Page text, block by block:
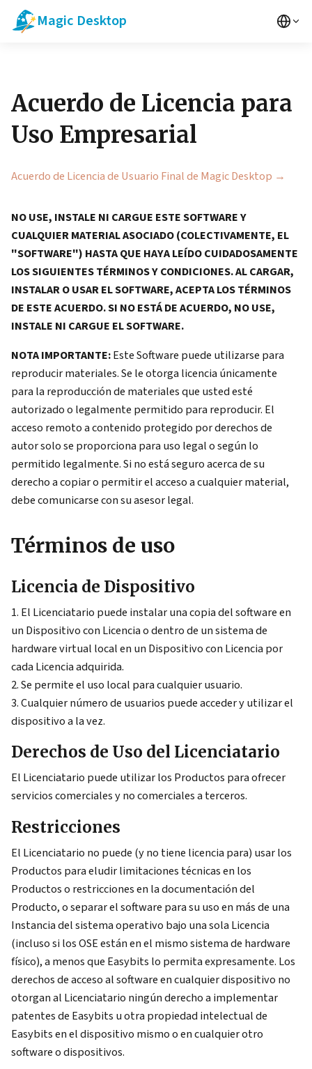
Magic Desktop
Acuerdo de Licencia para
Uso Empresarial
Acuerdo de Licencia de Usuario Final de Magic Desktop →
NO USE, INSTALE NI CARGUE ESTE SOFTWARE Y
CUALQUIER MATERIAL ASOCIADO (COLECTIVAMENTE, EL
"SOFTWARE") HASTA QUE HAYA LEÍDO CUIDADOSAMENTE
LOS SIGUIENTES TÉRMINOS Y CONDICIONES. AL CARGAR,
INSTALAR O USAR EL SOFTWARE, ACEPTA LOS TÉRMINOS
DE ESTE ACUERDO. SI NO ESTÁ DE ACUERDO, NO USE,
INSTALE NI CARGUE EL SOFTWARE.
NOTA IMPORTANTE:Este Software puede utilizarse para
reproducir materiales. Se le otorga licencia únicamente
para la reproducción de materiales que usted esté
autorizado o legalmente permitido para reproducir. El
acceso remoto a contenido protegido por derechos de
autor solo se proporciona para uso legal o según lo
permitido legalmente. Si no está seguro acerca de su
derecho a copiar o permitir el acceso a cualquier material,
debe comunicarse con su asesor legal.
Términos de uso
Licencia de Dispositivo
El Licenciatario puede instalar una copia del software en
un Dispositivo con Licencia o dentro de un sistema de
hardware virtual local en un Dispositivo con Licencia por
cada Licencia adquirida.
Se permite el uso local para cualquier usuario.
Cualquier número de usuarios puede acceder y utilizar el
dispositivo a la vez.
Derechos de Uso del Licenciatario
El Licenciatario puede utilizar los Productos para ofrecer
servicios comerciales y no comerciales a terceros.
Restricciones
El Licenciatario no puede (y no tiene licencia para) usar los
Productos para eludir limitaciones técnicas en los
Productos o restricciones en la documentación del
Producto, o separar el software para su uso en más de una
Instancia del sistema operativo bajo una sola Licencia
(incluso si los OSE están en el mismo sistema de hardware
físico), a menos que Easybits lo permita expresamente. Los
derechos de acceso al software en cualquier dispositivo no
otorgan al Licenciatario ningún derecho a implementar
patentes de Easybits u otra propiedad intelectual de
Easybits en el dispositivo mismo o en cualquier otro
software o dispositivos.